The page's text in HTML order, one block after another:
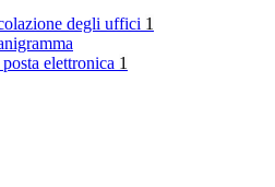
degli uffici 1
elettronica 1